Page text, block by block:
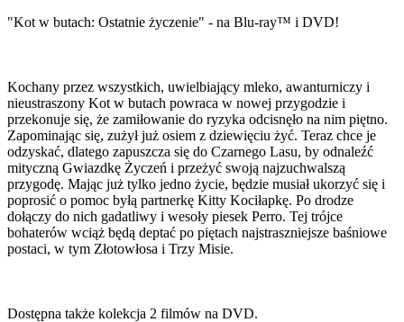
"Kot w butach: Ostatnie życzenie" - na Blu-ray™ i DVD!
Kochany przez wszystkich, uwielbiający mleko, awanturniczy i
nieustraszony Kot w butach powraca w nowej przygodzie i
przekonuje się, że zamiłowanie do ryzyka odcisnęło na nim piętno.
Zapominając się, zużył już osiem z dziewięciu żyć. Teraz chce je
odzyskać, dlatego zapuszcza się do Czarnego Lasu, by odnaleźć
mityczną Gwiazdkę Życzeń i przeżyć swoją najzuchwalszą
przygodę. Mając już tylko jedno życie, będzie musiał ukorzyć się i
poprosić o pomoc byłą partnerkę Kitty Kociłapkę. Po drodze
dołączy do nich gadatliwy i wesoły piesek Perro. Tej trójce
bohaterów wciąż będą deptać po piętach najstraszniejsze baśniowe
postaci, w tym Złotowłosa i Trzy Misie.
Dostępna także kolekcja 2 filmów na DVD.